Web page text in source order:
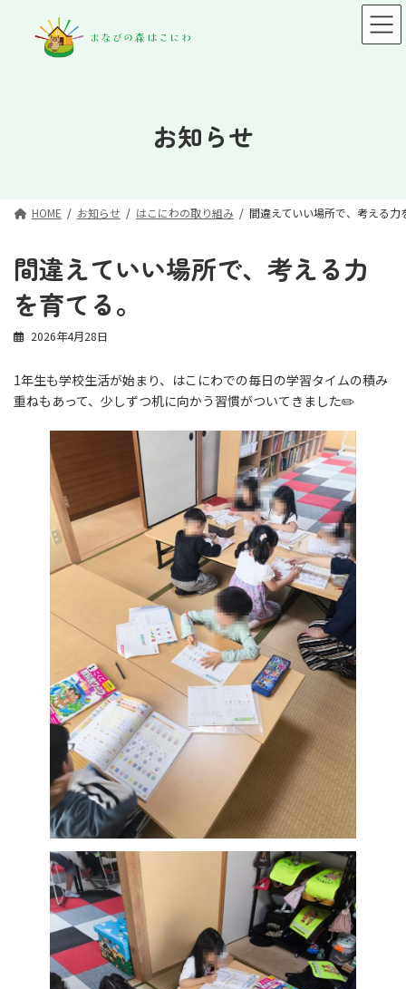
お知らせ
HOME お知らせ はこにわの取り組み 間違えていい場所で、考える力
間違えていい場所で、考える力
を育てる。
2026年4月28日
1年生も学校生活が始まり、はこにわでの毎日の学習タイムの積み
重ねもあって、少しずつ机に向かう習慣がついてきました✏️